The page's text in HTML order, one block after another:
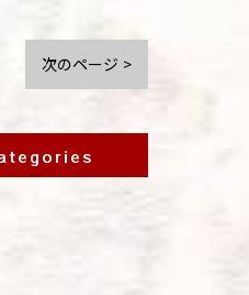
次のページ >